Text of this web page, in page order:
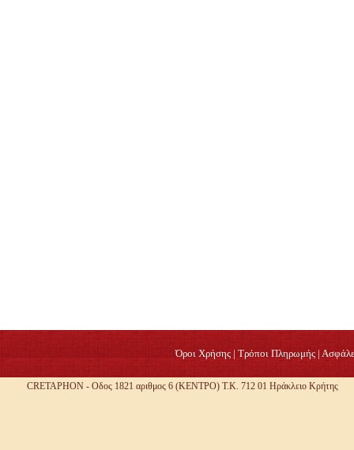
Όροι Χρήσης | Τρόποι Πληρωμής |
CRETAPHON - Οδος 1821 αριθμος 6 (ΚΕΝΤΡΟ) Τ.Κ. 712 01 Ηράκλειο Κρήτης